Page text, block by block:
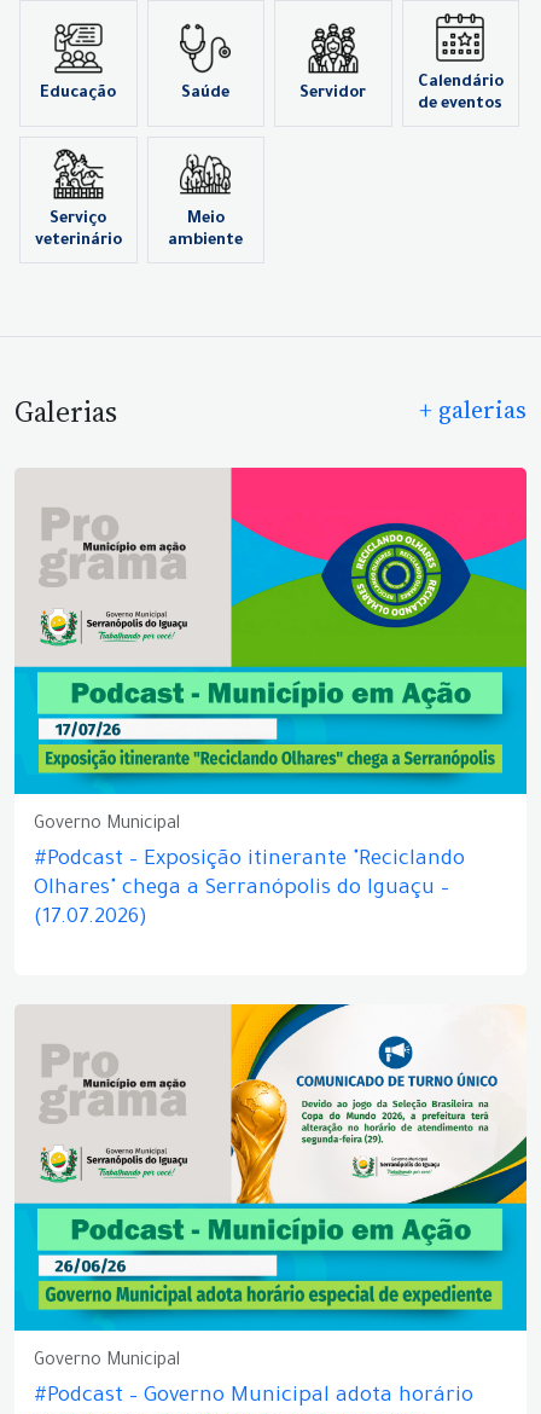
Educação Saúde Servidor
Calendário
de eventos
Serviço
veterinário
Meio
ambiente
Galerias + galerias
Governo Municipal
#Podcast – Exposição itinerante "Reciclando
Olhares" chega a Serranópolis do Iguaçu –
(17.07.2026)
Governo Municipal
#Podcast – Governo Municipal adota horário